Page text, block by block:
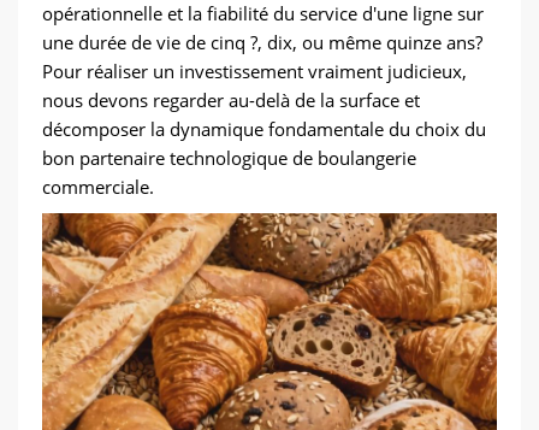
opérationnelle et la fiabilité du service d'une ligne sur
une durée de vie de cinq ?, dix, ou même quinze ans?
Pour réaliser un investissement vraiment judicieux,
nous devons regarder au-delà de la surface et
décomposer la dynamique fondamentale du choix du
bon partenaire technologique de boulangerie
commerciale.